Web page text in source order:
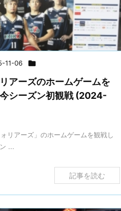
11-06 
アーズのホームゲームを
シーズン初観戦 (2024-
リアーズ」のホームゲームを観戦し
...
記事を読む